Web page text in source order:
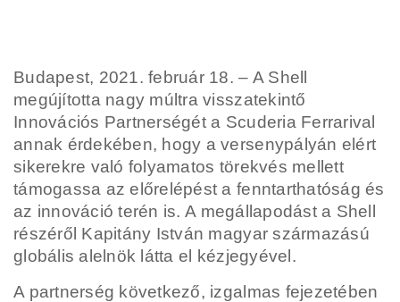
Budapest, 2021. február 18. – A Shell
megújította nagy múltra visszatekintő
Innovációs Partnerségét a Scuderia Ferrarival
annak érdekében, hogy a versenypályán elért
sikerekre való folyamatos törekvés mellett
támogassa az előrelépést a fenntarthatóság és
az innováció terén is. A megállapodást a Shell
részéről Kapitány István magyar származású
globális alelnök látta el
kézjegyével.
A partnerség következő, izgalmas fejezetében